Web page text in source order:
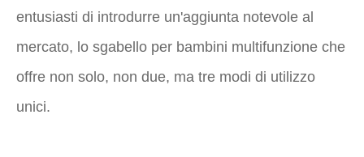
entusiasti di introdurre un'aggiunta notevole al
mercato, lo sgabello per bambini multifunzione che
offre non solo, non due, ma tre modi di utilizzo
unici.